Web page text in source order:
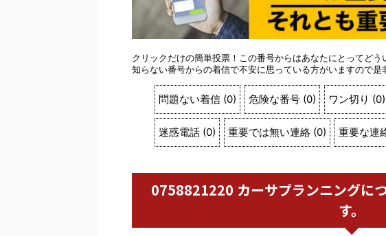
クリックだけの簡単投票！この番号からはあなたにとってどう
知らない番号からの着信で不安に思っている方がいますので是
問題ない着信 (0) 危険な番号 (0) ワン切り (0)
迷惑電話 (0) 重要では無い連絡 (0) 重要な連
0758821220 カーサプランニングに
す。